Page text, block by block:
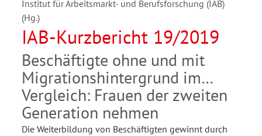
Institut für Arbeitsmarkt- und Berufsforschung (IAB)
(Hg.)
IAB-Kurzbericht 19/2019
Beschäftigte ohne und mit
Migrationshintergrund im
Vergleich: Frauen der zweiten
Generation nehmen
Die Weiterbildung von Beschäftigten gewinnt durch